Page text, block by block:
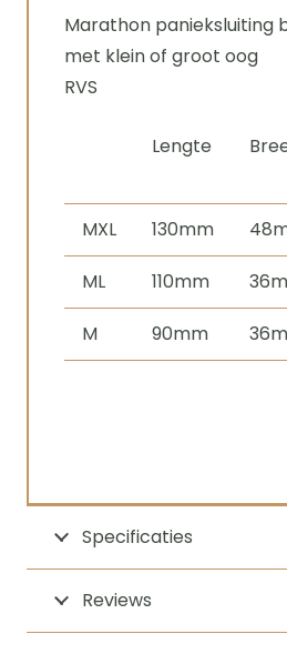
Marathon panieksluiting
met klein of groot oog
RVS
Lengte
MXL 130mm
ML 110mm
M 90mm
Specificaties
Reviews